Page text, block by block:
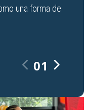
una forma de
01